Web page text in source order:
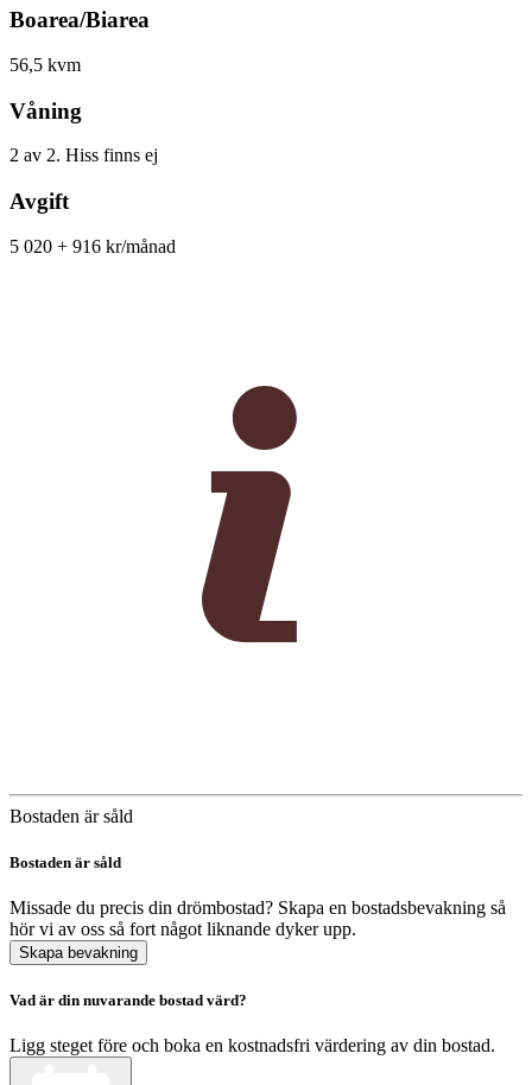
Boarea/Biarea
56,5 kvm
Våning
2 av 2. Hiss finns ej
Avgift
5 020 + 916 kr/månad
Bostaden är såld
Bostaden är såld
Missade du precis din drömbostad? Skapa en bostadsbevakning så
hör vi av oss så fort något liknande dyker upp.
Skapa bevakning
Vad är din nuvarande bostad värd?
Ligg steget före och boka en kostnadsfri värdering av din bostad.